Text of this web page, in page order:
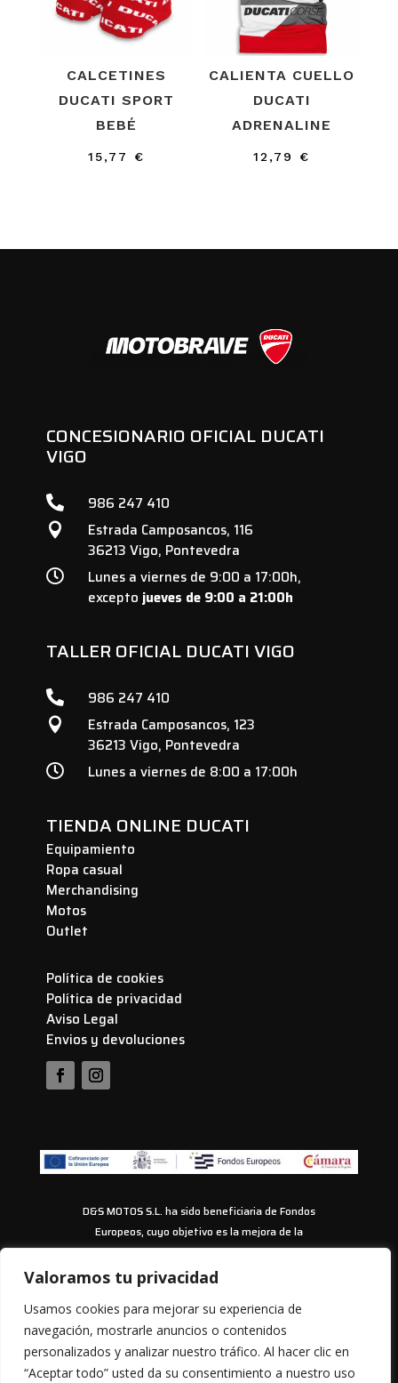
Valoramos tu privacidad
Usamos cookies para mejorar su experiencia de
navegación, mostrarle anuncios o contenidos
personalizados y analizar nuestro tráfico. Al hacer clic en
“Aceptar todo” usted da su consentimiento a nuestro uso
CALCETINES
DUCATI SPORT
BEBÉ
15,77 €
CALIENTA CUELLO
DUCATI
ADRENALINE
12,79 €
CONCESIONARIO OFICIAL DUCATI
VIGO
 986 247 410

Estrada Camposancos, 116
36213 Vigo, Pontevedra

Lunes a viernes de 9:00 a 17:00h,
excepto jueves de 9:00 a 21:00h
TALLER OFICIAL DUCATI VIGO
 986 247 410

Estrada Camposancos, 123
36213 Vigo, Pontevedra
 Lunes a viernes de 8:00 a 17:00h
TIENDA ONLINE DUCATI
Equipamiento
Ropa casual
Merchandising
Motos
Outlet
Política de cookies
Política de privacidad
Aviso Legal
Envios y devoluciones
D&S MOTOS S.L. ha sido beneficiaria de Fondos
Europeos, cuyo objetivo es la mejora de la
competitividad de las PYMES, y gracias al cual ha
puesto en marcha un Plan de Acción con el objetivo
de impulsar el uso seguro y fiable del ciberespacio y
la competitividad de las pymes durante los años
2024-2025. Para ello ha contado con el apoyo del
Programa Pyme Cibersegura de la Cámara de
Comercio de Pontevedra, Vigo y Vilagarcía de Arousa.